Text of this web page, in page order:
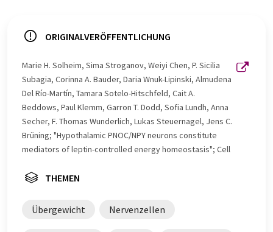
ORIGINALVERÖFFENTLICHUNG
Marie H. Solheim, Sima Stroganov, Weiyi Chen, P. Sicilia
Subagia, Corinna A. Bauder, Daria Wnuk-Lipinski, Almudena
Del Río-Martín, Tamara Sotelo-Hitschfeld, Cait A.
Beddows, Paul Klemm, Garron T. Dodd, Sofia Lundh, Anna
Secher, F. Thomas Wunderlich, Lukas Steuernagel, Jens C.
Brüning; "Hypothalamic PNOC/NPY neurons constitute
mediators of leptin-controlled energy homeostasis"; Cell
THEMEN
Übergewicht Nervenzellen